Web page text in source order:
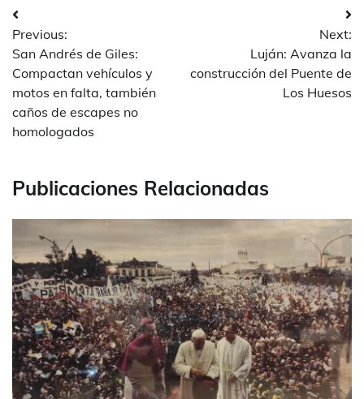
Navegación
de
entradas
Previous:
San Andrés de Giles:
Compactan vehículos y
motos en falta, también
caños de escapes no
homologados
Next:
Luján: Avanza la
construcción del Puente de
Los Huesos
Publicaciones Relacionadas